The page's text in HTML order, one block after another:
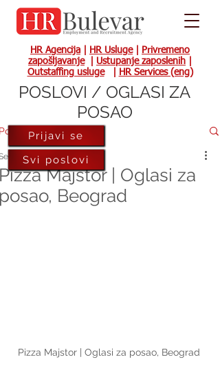
HR Agencija HR Usluge|
Privremeno
zapošljavanje| Ustupanje zaposlenih
Outstaffing usluge| HR Services (eng)
Majstor | Oglasi za
Beograd
8, 2023
Pizza Majstor | Oglasi za posao, Beograd
Prijavi se
Svi poslovi
POSLOVI / OGLASI ZA
POSAO